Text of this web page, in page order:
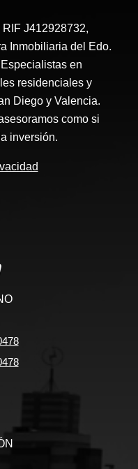
RIF J412928732,
Inmobiliaria del Edo.
en
residenciales y
Diego y Valencia.
como si
inversión.